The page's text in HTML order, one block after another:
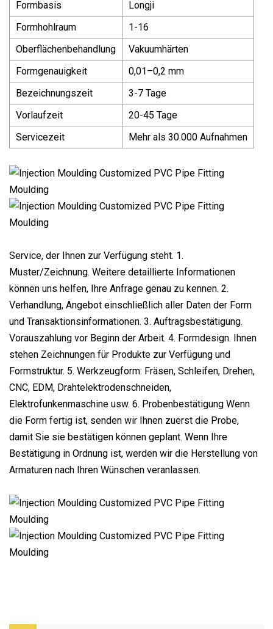
Formbasis
Longji
Formhohlraum
1-16
Oberflächenbehandlung
Vakuumhärten
Formgenauigkeit
0,01–0,2 mm
Bezeichnungszeit
3-7 Tage
Vorlaufzeit
20-45 Tage
Servicezeit
Mehr als 30.000 Aufnahmen
Service, der Ihnen zur Verfügung steht. 1.
Muster/Zeichnung. Weitere detaillierte Informationen
können uns helfen, Ihre Anfrage genau zu kennen. 2.
Verhandlung, Angebot einschließlich aller Daten der Form
und Transaktionsinformationen. 3. Auftragsbestätigung.
Vorauszahlung vor Beginn der Arbeit. 4. Formdesign. Ihnen
stehen Zeichnungen für Produkte zur Verfügung und
Formstruktur. 5. Werkzeugform: Fräsen, Schleifen, Drehen,
CNC, EDM, Drahtelektrodenschneiden,
Elektrofunkenmaschine usw. 6. Probenbestätigung Wenn
die Form fertig ist, senden wir Ihnen zuerst die Probe,
damit Sie sie bestätigen können geplant. Wenn Ihre
Bestätigung in Ordnung ist, werden wir die Herstellung von
Armaturen nach Ihren Wünschen veranlassen.